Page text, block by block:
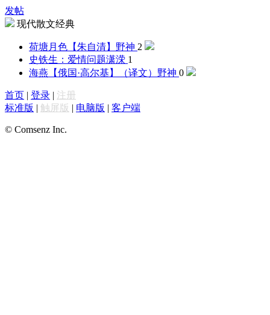
发帖
现代散文经典
荷塘月色【朱自清】 野神 2
史铁生：爱情问题潇溁 1
海燕【俄国·高尔基】（译文） 野神 0
首页 | 登录 | 注册
标准版 | 触屏版 | 电脑版 | 客户端
© Comsenz Inc.